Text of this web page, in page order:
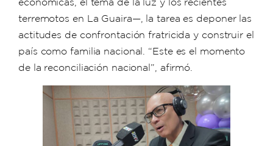
terremotos en La Guaira—, la tarea es deponer las
actitudes de confrontación fratricida y construir el
país como familia nacional. “Este es el momento
de la reconciliación nacional”, afirmó.